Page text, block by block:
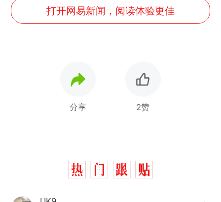
打开网易新闻，阅读体验更佳
分享 2赞